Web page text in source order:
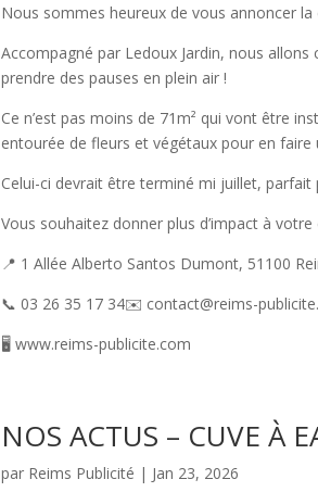
Nous sommes heureux de vous annoncer
Accompagné par Ledoux Jardin, nous
prendre des pauses en plein air !
Ce n’est pas moins de 71m² qui vont être
entourée de fleurs et végétaux pour en faire
Celui-ci devrait être terminé mi juillet, parfait
Vous souhaitez donner plus d’impact à
📍 1 Allée Alberto Santos Dumont, 51100
📞 03 26 35 17 34✉️ contact@reims-
🖥️ www.reims-publicite.com
NOS ACTUS – CUVE À
par Reims Publicité | Jan 23, 2026